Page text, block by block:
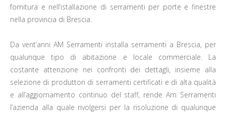
fornitura e nell’istallazione di serramenti per porte e finestre
nella provincia di Brescia.
Da vent’anni AM Serramenti installa serramenti a Brescia, per
qualunque tipo di abitazione e locale commerciale. La
costante attenzione nei confronti dei dettagli, insieme alla
selezione di produttori di serramenti certificati e di alta qualità
e all’aggiornamento continuo del staff, rende Am Serramenti
l’azienda alla quale rivolgersi per la risoluzione di qualunque